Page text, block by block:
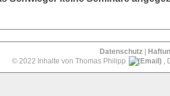
Datenschutz |
© 2022 Inhalte von Thomas Philipp
,